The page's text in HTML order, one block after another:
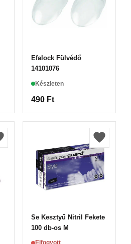
Efalock Fülvédő
14101076
Készleten
490 Ft
Se Kesztyű Nitril Fekete
100 db-os M
Elfogyott